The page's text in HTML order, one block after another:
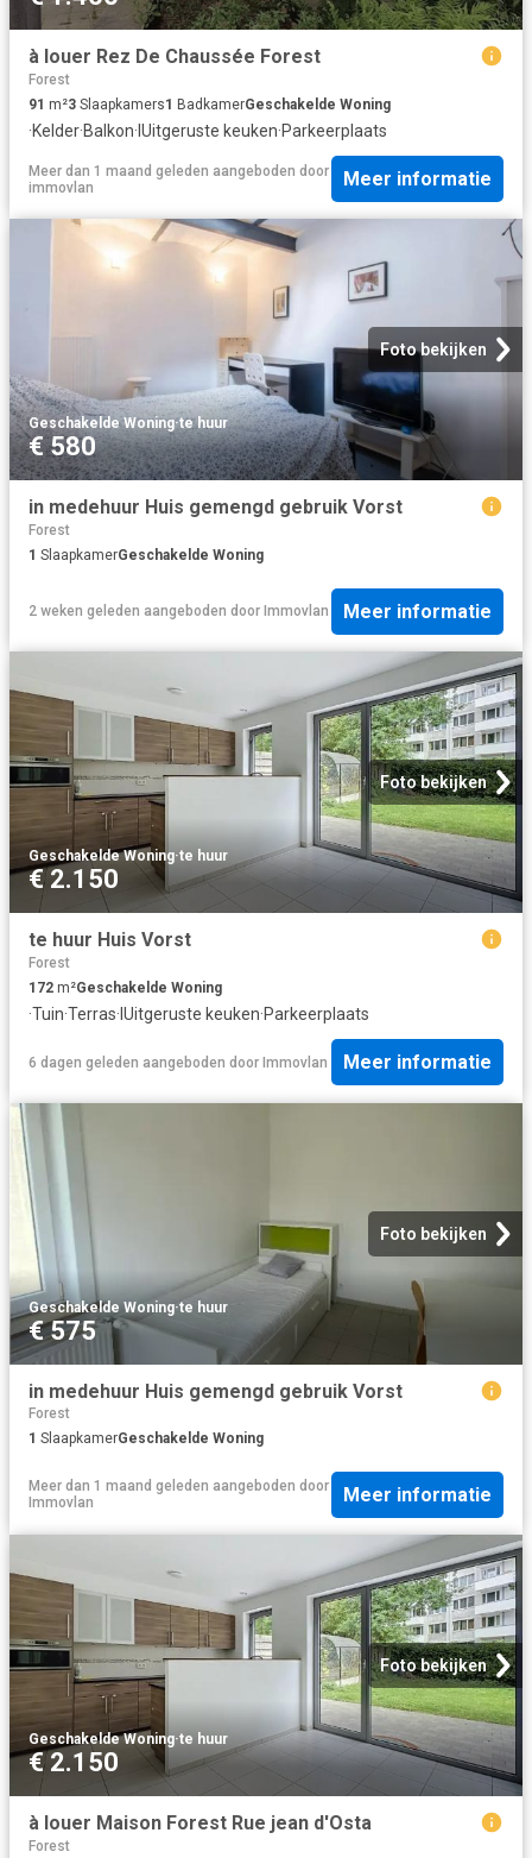
à louer Rez De Chaussée Forest
Forest
91 m²3 Slaapkamers1 BadkamerGeschakelde Woning
·Kelder·Balkon· IUitgeruste keuken·Parkeerplaats
Meer dan 1 maand geleden aangeboden door
immovlan
Meer informatie
Foto bekijken
Geschakelde Woning·te huur
€ 580
in medehuur Huis gemengd gebruik Vorst
Forest
1 SlaapkamerGeschakelde Woning
2 weken geleden aangeboden door Immovlan Meer informatie
Foto bekijken
Geschakelde Woning·te huur
€ 2.150
te huur Huis Vorst
Forest
172 m²Geschakelde Woning
·Tuin·Terras· IUitgeruste keuken·Parkeerplaats
6 dagen geleden aangeboden door Immovlan Meer informatie
Foto bekijken
Geschakelde Woning·te huur
€ 575
in medehuur Huis gemengd gebruik Vorst
Forest
1 SlaapkamerGeschakelde Woning
Meer dan 1 maand geleden aangeboden door
Immovlan
Meer informatie
Foto bekijken
Geschakelde Woning·te huur
€ 2.150
à louer Maison Forest Rue jean d'Osta
Forest